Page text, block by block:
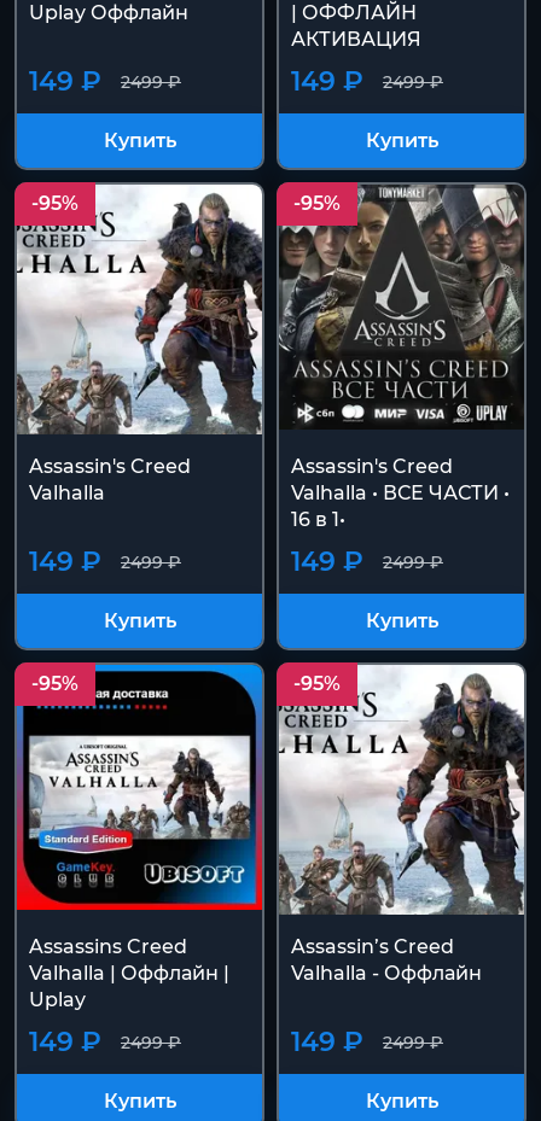
Uplay Оффлайн
2499 ₽
149 ₽
Купить
| ОФФЛАЙН
АКТИВАЦИЯ
2499 ₽
149 ₽
Купить
-95%
Assassin's Creed
Valhalla
2499 ₽
149 ₽
Купить
-95%
Assassin's Creed
Valhalla • ВСЕ ЧАСТИ •
16 в 1•
2499 ₽
149 ₽
Купить
-95%
Assassins Creed
Valhalla | Оффлайн |
Uplay
2499 ₽
149 ₽
Купить
-95%
Assassin’s Creed
Valhalla - Оффлайн
2499 ₽
149 ₽
Купить